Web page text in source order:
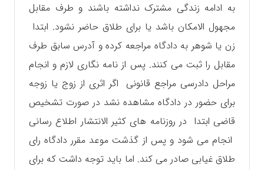
به ادامه زندگی مشترک نداشته باشند و طرف مقابل
مجهول الامکان باشد یا برای طلاق حاضر نشود. ابتدا
زن یا شوهر به دادگاه مراجعه کرده و آدرس سابق طرف
مقابل را ثبت می کنند. پس از نامه نگاری لازم و انجام
مراحل دادرسی مراجع قانونی اگر اثری از زوج یا زوجه
برای حضور در دادگاه مشاهده نشد در صورت تشخیص
قاضی ابتدا در روزنامه های کثیر الانتشار اطلاع رسانی
انجام می شود و پس از گذشت موعد مقرر دادگاه رای
طلاق غیابی صادر می کند. اما باید توجه داشت که برای